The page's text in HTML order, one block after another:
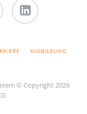
AUSBILDUNG
© Copyright 2026